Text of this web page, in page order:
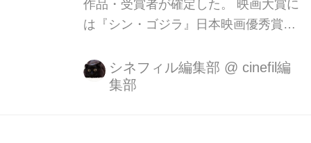
作品・受賞者が確定した。 映画大賞に
は『シン・ゴジラ』日本映画優秀賞に
ン・ゴジラ』は女優助演賞：市川実日
子 と美術賞も合わせて受賞。『この世
シネフィル編集部 @ cinefil編
集部